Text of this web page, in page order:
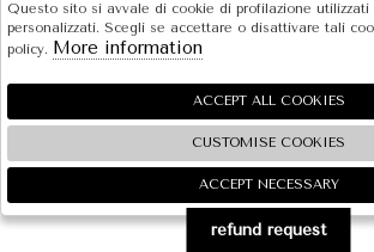
SHOPPING
EXTRA
🍪
refund request
Questo sito si avvale di cookie di profilazione
personalizzati. Scegli se accettare o disattivare tali
policy. More information
ACCEPT ALL COOKIES
CUSTOMISE COOKIES
ACCEPT NECESSARY